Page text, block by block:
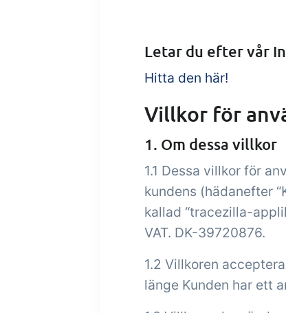
B2B Commerce kan fungera
leverantörsportal eller B2B-
webbshop för dina kunder
Letar du efter vår
Hitta den här!
Villkor för
1. Om dessa villkor
1.1 Dessa villkor för
kundens (hädanefter
kallad “tracezilla-
VAT. DK-39720876.
1.2 Villkoren
länge Kunden har ett